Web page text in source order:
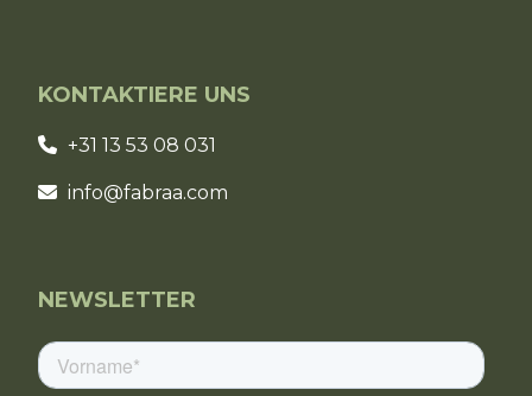
KONTAKTIERE UNS
+31 13 53 08 031
info@fabraa.com
NEWSLETTER